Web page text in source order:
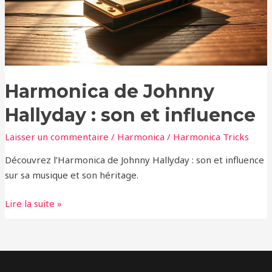
Harmonica de Johnny
Hallyday : son et influence
Laisser un commentaire / Harmonica / Harmonica Tricks
Découvrez l’Harmonica de Johnny Hallyday : son et influence
sur sa musique et son héritage.
et
influence
Lire la suite »